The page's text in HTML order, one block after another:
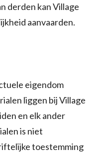
derden kan Village
aanvaarden.
eigendom
liggen bij Village
en elk ander
is niet
toestemming